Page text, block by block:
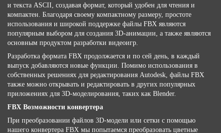
и текста ASCII, создавая формат, который удобен для чтения и
компактен. Благодаря своему компактному размеру, простоте
использования и широкой поддержке файлы FBX являются
популярным выбором для создания 3D-анимации, а также являются
основным продуктом разработки видеоигр.
Разработка формата FBX продолжается и по сей день, в каждый
выпуск добавляются новые функции. Помимо использования в
собственных решениях для редактирования Autodesk, файлы FBX
также можно открывать и редактировать в других популярных
приложениях для 3D-моделирования, таких как Blender.
FBX Возможности конвертера
При преобразовании файлов 3D-модели или сетки с помощью
нашего конвертера FBX мы попытаемся преобразовать цветные